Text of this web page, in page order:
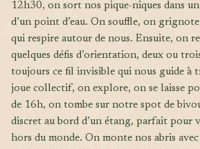
12h30, on sort nos pique-niques dans
d’un point d’eau. On souffle, on
qui respire autour de nous. Ensuite, on
quelques défis d’orientation, deux ou
toujours ce fil invisible qui nous guide à
joue collectif, on explore, on se laisse
de 16h, on tombe sur notre spot de
discret au bord d’un étang, parfait pour
hors du monde. On monte nos abris avec